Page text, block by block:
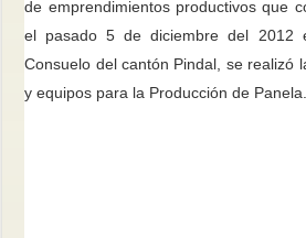
de emprendimientos productivos que
el pasado 5 de diciembre del 2012
Consuelo del cantón Pindal, se realizó
y equipos para la Producción de Panela.